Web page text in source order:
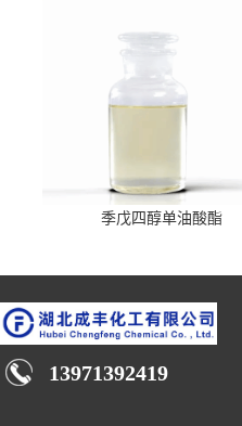
季戊四醇单油酸酯
13971392419